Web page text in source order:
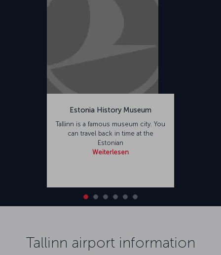
Estonia History Museum
Tallinn is a famous museum city. You
can travel back in time at the
Estonian
Weiterlesen
Tallinn airport information